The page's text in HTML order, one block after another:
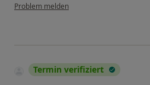
Problem melden
Termin verifiziert